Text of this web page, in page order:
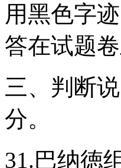
用黑色字
答在试题卷
三、判断
分。
31.巴纳徳